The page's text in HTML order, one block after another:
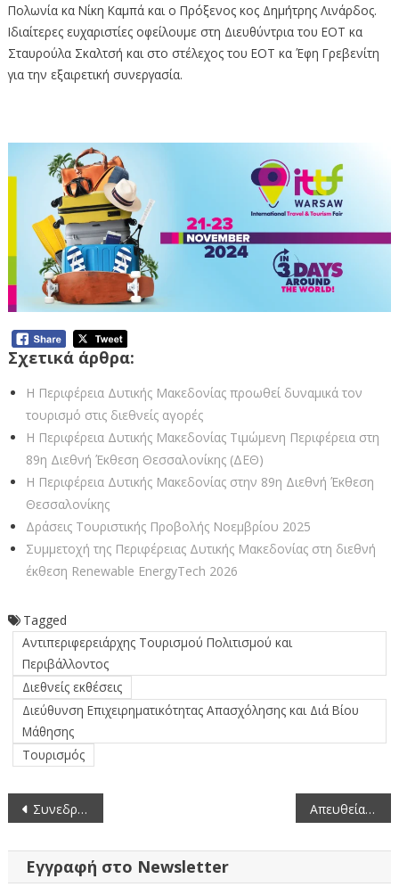
Πολωνία κα Νίκη Καμπά και ο Πρόξενος κος Δημήτρης Λινάρδος.
Ιδιαίτερες ευχαριστίες οφείλουμε στη Διευθύντρια του ΕΟΤ κα
Σταυρούλα Σκαλτσή και στο στέλεχος του ΕΟΤ κα Έφη Γρεβενίτη
για την εξαιρετική συνεργασία.
Σχετικά άρθρα:
Η Περιφέρεια Δυτικής Μακεδονίας προωθεί δυναμικά τον
τουρισμό στις διεθνείς αγορές
Η Περιφέρεια Δυτικής Μακεδονίας Τιμώμενη Περιφέρεια στη
89η Διεθνή Έκθεση Θεσσαλονίκης (ΔΕΘ)
Η Περιφέρεια Δυτικής Μακεδονίας στην 89η Διεθνή Έκθεση
Θεσσαλονίκης
Δράσεις Τουριστικής Προβολής Νοεμβρίου 2025
Συμμετοχή της Περιφέρειας Δυτικής Μακεδονίας στη διεθνή
έκθεση Renewable EnergyTech 2026
Tagged
Αντιπεριφερειάρχης Τουρισμού Πολιτισμού και
Περιβάλλοντος
Διεθνείς εκθέσεις
Διεύθυνση Επιχειρηματικότητας Απασχόλησης και Διά Βίου
Μάθησης
Τουρισμός
Πλοήγηση
άρθρων
Συνεδρίαση του (Π.Ε.Σ.Ο.Π.Π.) της Περιφέρειας Δυτικής Μακεδονίας ενόψει της επικείμενης κακοκαιρίας Απευθείας μετάδοση της συνεδρίασης της Περιφερειακής Επιτροπής Δυτικής Μακεδονίας (2-12-2024)
Εγγραφή στο Newsletter